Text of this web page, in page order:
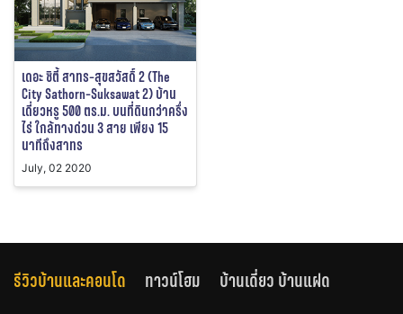
เดอะ ซิตี้ สาทร-สุขสวัสดิ์ 2 (The
City Sathorn-Suksawat 2) บ้าน
เดี่ยวหรู 500 ตร.ม. บนที่ดินกว่าครึ่ง
ไร่ ใกล้ทางด่วน 3 สาย เพียง 15
นาทีถึงสาทร
July, 02 2020
รีวิวบ้านและคอนโด ทาวน์โฮม
บ้านเดี่ยว บ้านแฝด